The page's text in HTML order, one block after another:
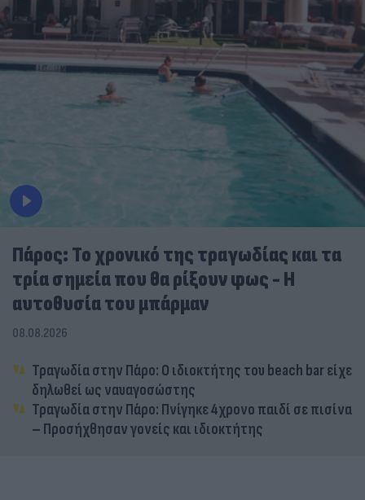
Πάρος: Το χρονικό της τραγωδίας και τα
τρία σημεία που θα ρίξουν φως - Η
αυτοθυσία του μπάρμαν
08.08.2026
Τραγωδία στην Πάρο: Ο ιδιοκτήτης του beach bar είχε
δηλωθεί ως ναυαγοσώστης
Τραγωδία στην Πάρο: Πνίγηκε 4χρονο παιδί σε πισίνα
– Προσήχθησαν γονείς και ιδιοκτήτης